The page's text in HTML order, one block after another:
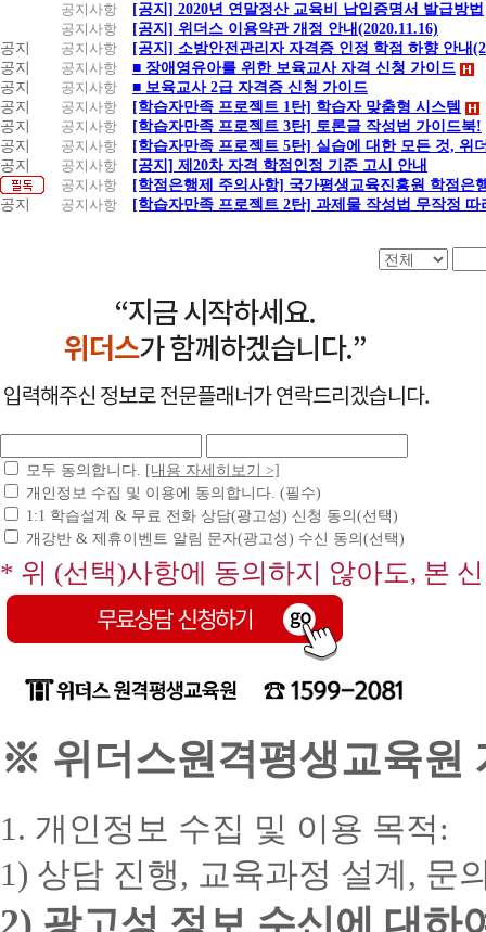
공지사항
[공지] 2020년 연말정산 교육비 납입증명서 발급방법
공지사항
[공지] 위더스 이용약관 개정 안내(2020.11.16)
공지
공지사항
[공지] 소방안전관리자 자격증 인정 학점 하향 안내
공지
공지사항
■ 장애영유아를 위한 보육교사 자격 신청 가이드
공지
공지사항
■ 보육교사 2급 자격증 신청 가이드
공지
공지사항
[학습자만족 프로젝트 1탄] 학습자 맞춤형 시스템
공지
공지사항
[학습자만족 프로젝트 3탄] 토론글 작성법 가이드북!
공지
공지사항
[학습자만족 프로젝트 5탄] 실습에 대한 모든 것, 위
공지
공지사항
[공지] 제20차 자격 학점인정 기준 고시 안내
공지사항
[학점은행제 주의사항] 국가평생교육진흥원 학점은
공지
공지사항 [학습자만족 프로젝트 2탄] 과제물 작성법 무작정 따
모두 동의합니다.
[내용 자세히보기 >]
개인정보 수집 및 이용에 동의합니다. (필수)
1:1 학습설계 & 무료 전화 상담(광고성) 신청 동의(선택)
개강반 & 제휴이벤트 알림 문자(광고성) 수신 동의(선택)
* 위 (선택)사항에 동의하지 않아도, 본
※ 위더스원격평생교육원
1. 개인정보 수집 및 이용 목적:
1) 상담 진행, 교육과정 설계, 문
2) 광고성 정보 수신에 대하